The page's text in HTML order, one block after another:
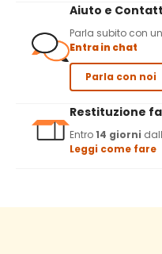
Aiuto e
Parla subito con
Entra in chat
Parla con noi
Restituzione
Entro14 giorni
Leggi come fare